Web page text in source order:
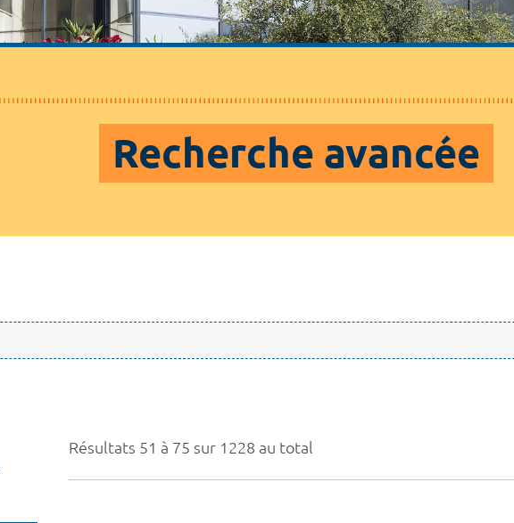
Recherche avancée
Résultats 51 à 75 sur 1228 au total